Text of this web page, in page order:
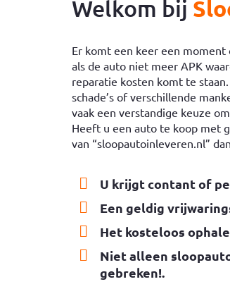
Welkom bij
Er komt een keer een
als de auto niet meer APK
reparatie kosten komt te
schade’s of verschillende
vaak een verstandige keuze
Heeft u een auto te koop met
van “sloopautoinleveren.nl”
U krijgt contant of
Een geldig
Het kosteloos
Niet alleen
gebreken!.